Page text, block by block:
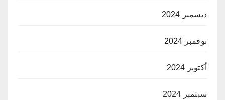
ديسمبر 2024
نوفمبر 2024
أكتوبر 2024
سبتمبر 2024